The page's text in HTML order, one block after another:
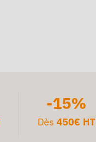
-15%
Dès 450€ HT